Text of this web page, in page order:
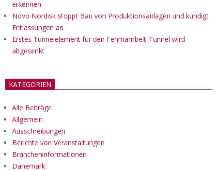
erkennen
Novo Nordisk stoppt Bau von Produktionsanlagen und kündigt
Entlassungen an
Erstes Tunnelelement für den Fehmarnbelt-Tunnel wird
abgesenkt
KATEGORIEN
Alle Beiträge
Allgemein
Ausschreibungen
Berichte von Veranstaltungen
Brancheninformationen
Dänemark